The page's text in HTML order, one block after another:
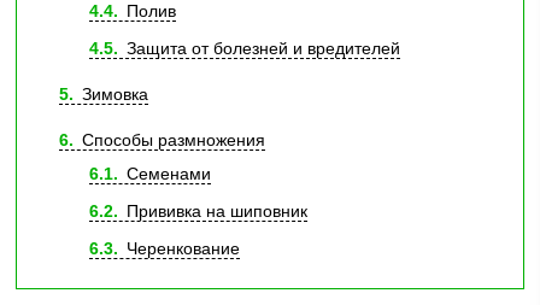
4.4
Полив
4.5
Защита от болезней и вредителей
5 Зимовка
6
Способы размножения
6.1
Семенами
6.2
Прививка на шиповник
6.3
Черенкование